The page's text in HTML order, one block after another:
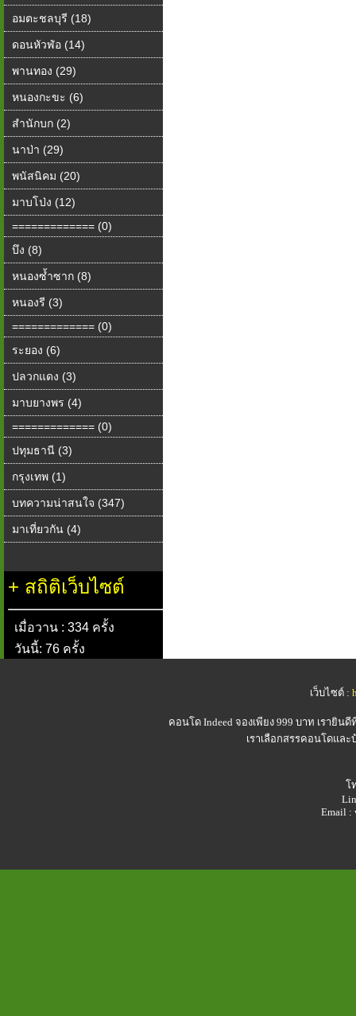
อมตะชลบุรี (18)
ดอนหัวฬ่อ (14)
พานทอง (29)
หนองกะขะ (6)
สำนักบก (2)
นาป่า (29)
พนัสนิคม (20)
มาบโป่ง (12)
============= (0)
บึง (8)
หนองซ้ำซาก (8)
หนองรี (3)
============= (0)
ระยอง (6)
ปลวกแดง (3)
มาบยางพร (4)
============= (0)
ปทุมธานี (3)
กรุงเทพ (1)
บทความน่าสนใจ (347)
มาเที่ยวกัน (4)
+ สถิติเว็บไซต์
เมื่อวาน : 334 ครั้ง
วันนี้: 76 ครั้ง
เว็บไซต์ :
คอนโด Indeedจองเพียง 999 บาท เรายิน
เราเลือกสรรคอนโดแล
โ
Email :